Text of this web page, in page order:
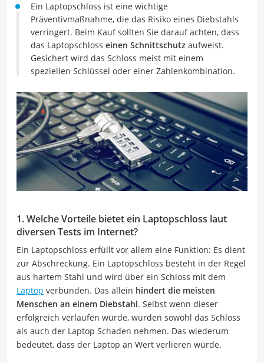
Ein Laptopschloss ist eine wichtige
Präventivmaßnahme, die das Risiko eines Diebstahls
verringert. Beim Kauf sollten Sie darauf achten, dass
das Laptopschloss einen Schnittschutz aufweist.
Gesichert wird das Schloss meist mit einem
speziellen Schlüssel oder einer Zahlenkombination.
1. Welche Vorteile bietet ein Laptopschloss laut
diversen Tests im Internet?
Ein Laptopschloss erfüllt vor allem eine Funktion: Es dient
zur Abschreckung. Ein Laptopschloss besteht in der Regel
aus hartem Stahl und wird über ein Schloss mit dem
Laptop verbunden. Das allein hindert die meisten
Menschen an einem Diebstahl. Selbst wenn dieser
erfolgreich verlaufen würde, würden sowohl das Schloss
als auch der Laptop Schaden nehmen. Das wiederum
bedeutet, dass der Laptop an Wert verlieren würde.